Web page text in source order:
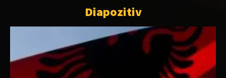
Diapozitiv